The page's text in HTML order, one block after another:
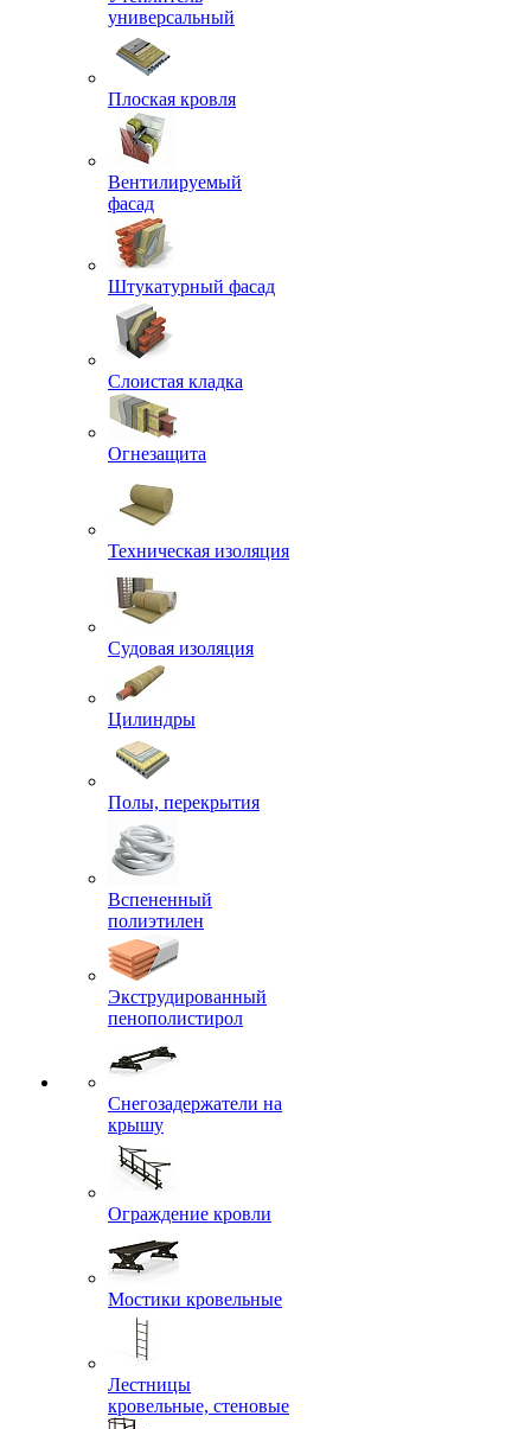
универсальный
Плоская кровля
Вентилируемый
фасад
Штукатурный фасад
Слоистая кладка
Огнезащита
Техническая изоляция
Судовая изоляция
Цилиндры
Полы, перекрытия
Вспененный
полиэтилен
Экструдированный
пенополистирол
Снегозадержатели на
крышу
Ограждение кровли
Мостики кровельные
Лестницы
кровельные, стеновые